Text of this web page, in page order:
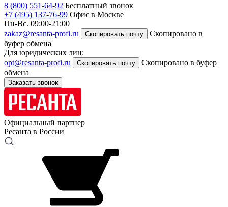
8 (800) 551-64-92 Бесплатный звонок
+7 (495) 137-76-99 Офис в Москве
Пн-Вс. 09:00-21:00
zakaz@resanta-profi.ru
Скопировать почту
Скопировано в
буфер обмена
Для юридических лиц:
opt@resanta-profi.ru
Скопировать почту
Скопировано в буфер
обмена
Заказать звонок
Официальный партнер
Ресанта в России